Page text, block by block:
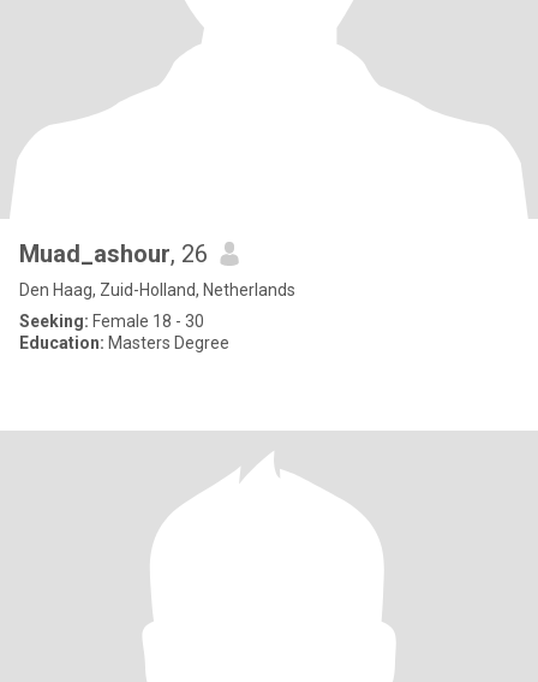
Muad_ashour, 26
Den Haag, Zuid-Holland, Netherlands
Seeking: Female 18 - 30
Education: Masters Degree